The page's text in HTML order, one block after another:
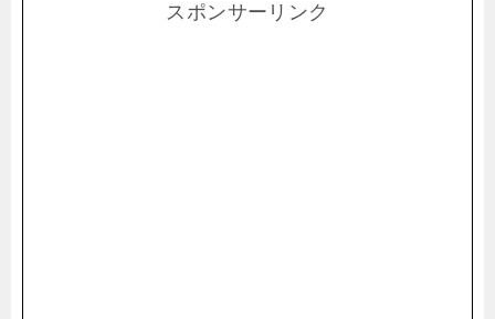
スポンサーリンク